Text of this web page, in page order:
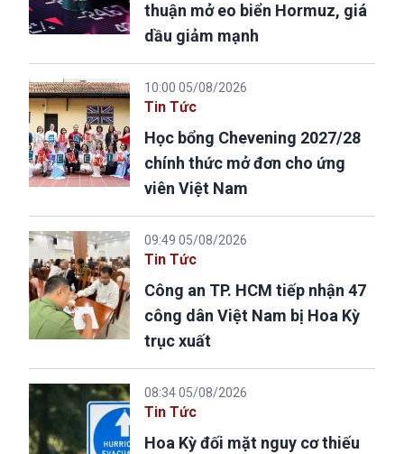
thuận mở eo biển Hormuz, giá
dầu giảm mạnh
10:00 05/08/2026
Tin Tức
Học bổng Chevening 2027/28
chính thức mở đơn cho ứng
viên Việt Nam
09:49 05/08/2026
Tin Tức
Công an TP. HCM tiếp nhận 47
công dân Việt Nam bị Hoa Kỳ
trục xuất
08:34 05/08/2026
Tin Tức
Hoa Kỳ đối mặt nguy cơ thiếu